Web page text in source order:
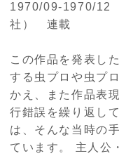
1970/09-1970/12
社） 連載
この作品を発表し
する虫プロや虫プ
かえ、また作品表
行錯誤を繰り返し
は、そんな当時の
ています。 主人公